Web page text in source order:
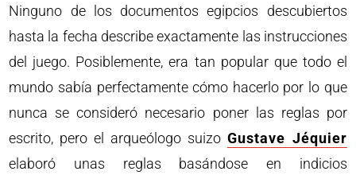
Ninguno de los documentos egipcios descubiertos
hasta la fecha describe exactamente las instrucciones
del juego. Posiblemente, era tan popular que todo el
mundo sabía perfectamente cómo hacerlo por lo que
nunca se consideró necesario poner las reglas por
escrito, pero el arqueólogo suizo Gustave Jéquier
elaboró unas reglas basándose en indicios